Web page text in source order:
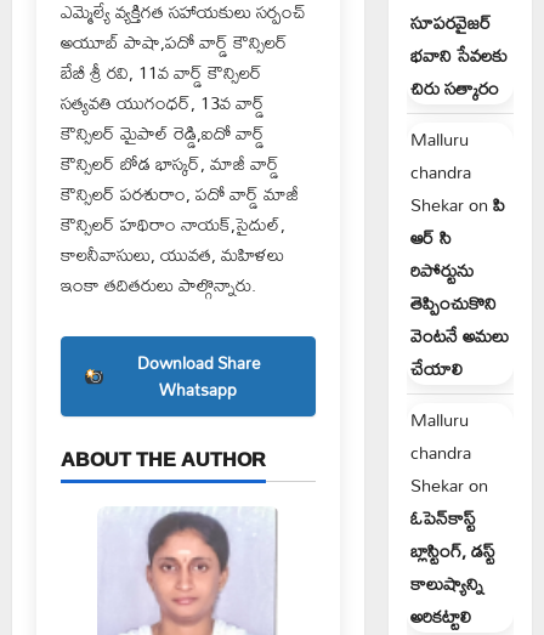
ఎమ్మెల్యే వ్యక్తిగత సహాయకులు సర్పంచ్
అయూబ్ పాషా,పదో వార్డ్ కౌన్సిలర్
బేబీ శ్రీ రవి, 11వ వార్డ్ కౌన్సిలర్
సత్యవతి యుగంధర్, 13వ వార్డ్
కౌన్సిలర్ మైపాల్ రెడ్డి,ఐదో వార్డ్
కౌన్సిలర్ బోడ భాస్కర్, మాజీ వార్డ్
కౌన్సిలర్ పరశురాం, పదో వార్డ్ మాజీ
కౌన్సిలర్ హథిరాం నాయక్,సైదుల్,
కాలనీవాసులు, యువత, మహిళలు
ఇంకా తదితరులు పాల్గొన్నారు.
Download Share
Whatsapp
ABOUT THE AUTHOR
సూపరవైజర్
భవాని సేవలకు
చిరు సత్కారం
Malluru
chandra
Shekaronపి
ఆర్ సి
రిపోర్టును
తెప్పించుకొని
వెంటనే అమలు
చేయాలి
Malluru
chandra
Shekaron
ఓపెన్‌కాస్ట్
బ్లాస్టింగ్, డస్ట్
కాలుష్యాన్ని
అరికట్టాలి